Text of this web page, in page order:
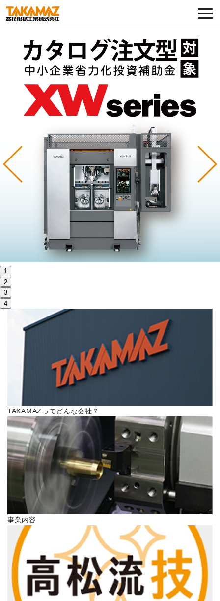
各種お問い合わせ・部品注文
採用に関してはこちらから
企業情報
展示会・イベント
コラム
製品ラインナップ
サステナビリティ
お問い合わせ
高松流技
ご利用に際して
当社のセキュリティへの取り組み
プライバシーポリシー
ENGLISH
Previous
1
2
3
4
TAKAMAZってどんな会社？
事業内容